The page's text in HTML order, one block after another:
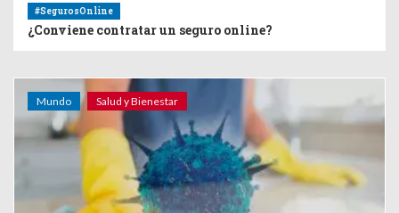
#SegurosOnline
¿Conviene contratar un seguro online?
Mundo Salud y Bienestar